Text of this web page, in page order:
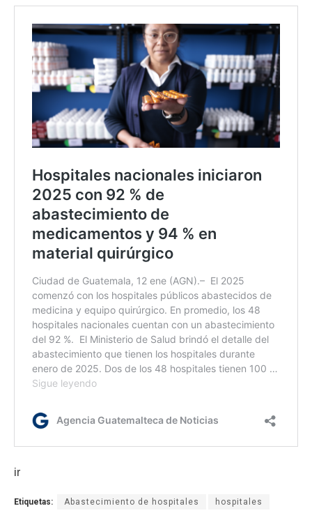
ir
Etiquetas: Abastecimiento de hospitales hospitales